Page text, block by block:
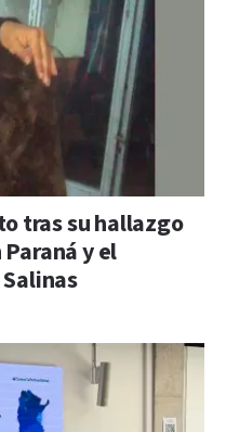
tras su hallazgo
y el